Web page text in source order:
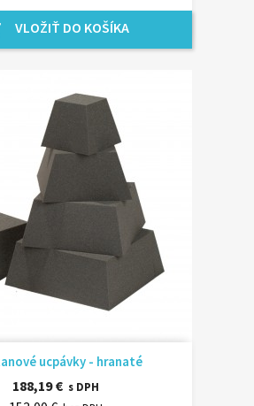
VLOŽIŤ DO KOŠÍKA
ucpávky - hranaté
188,19 € s DPH